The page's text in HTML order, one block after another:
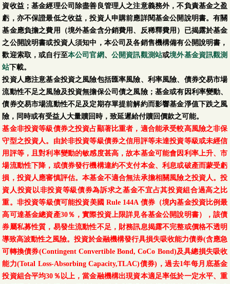
資收益；基金經理公司除盡善良管理人之注意義務外，不負責基金之盈
虧，亦不保證最低之收益，投資人申購前應詳閱基金公開說明書。有關
基金應負擔之費用（境外基金含分銷費用、反稀釋費用）已揭露於基金
之公開說明書或投資人須知中，本公司及各銷售機構備有公開說明書，
歡迎索取，或自行至本公司官網、 公開資訊觀測站或境外基金資訊觀測
站下載。
投資人應注意基金投資之風險包括匯率風險、利率風險、債券交易市場
流動性不足之風險及投資無擔保公司債之風險；基金或有因利率變動、
債券交易市場流動性不足及定期存單提前解約而影響基金淨值下跌之風
險，同時或有受益人大量贖回時，致延遲給付贖回價款之可能。
基金非投資等級債券之投資占顯著比重者，適合能承受較高風險之非保
守型之投資人。由於非投資等級債券之信用評等未達投資等級或未經信
用評等，且對利率變動的敏感度甚高，故本基金可能會因利率上升、市
場流動性下降，或債券發行機構違約不支付本金、利息或破產而蒙受虧
損，投資人應審慎評估。本基金不適合無法承擔相關風險之投資人。投
資人投資以非投資等級債券為訴求之基金不宜占其投資組合過高之比
重。非投資等級債可能投資美國 Rule 144A 債券（境內基金投資比例最
高可達基金總資產30％，實際投資上限詳見各基金公開說明書），該債
券屬私募性質，易發生流動性不足，財務訊息揭露不完整或價格不透明
導致高波動性之風險。投資於金融機構發行具損失吸收能力債券(含應急
可轉換債券(Contingent Convertible Bond, CoCo Bond)及具總損失吸收
能力(Total Loss-Absorbing Capacity,TLAC)債券)，過去1年每月底基金
投資組合平均30％以上，當金融機構出現資本適足率低於一定水平、重